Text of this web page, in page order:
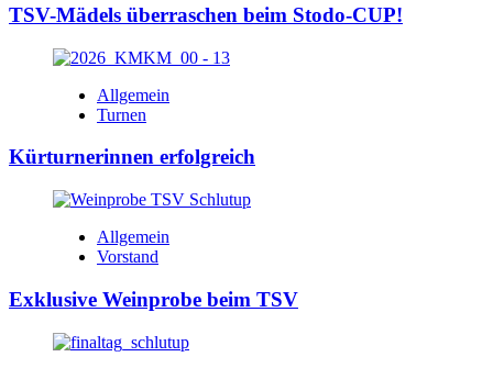
TSV-Mädels überraschen beim Stodo-CUP!
Allgemein
Turnen
Kürturnerinnen erfolgreich
Allgemein
Vorstand
Exklusive Weinprobe beim TSV